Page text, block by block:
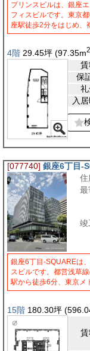
プリンスビルは、銀座
フィスビルです。東京
座駅徒歩2分をはじめ
4階 29.45坪 (97.35m2
保
入
[077740] 銀座6丁目-
住
最
竣
銀座6丁目-SQUAREは
スビルです。都営浅草
駅から徒歩6分、東京メ
15階 180.30坪